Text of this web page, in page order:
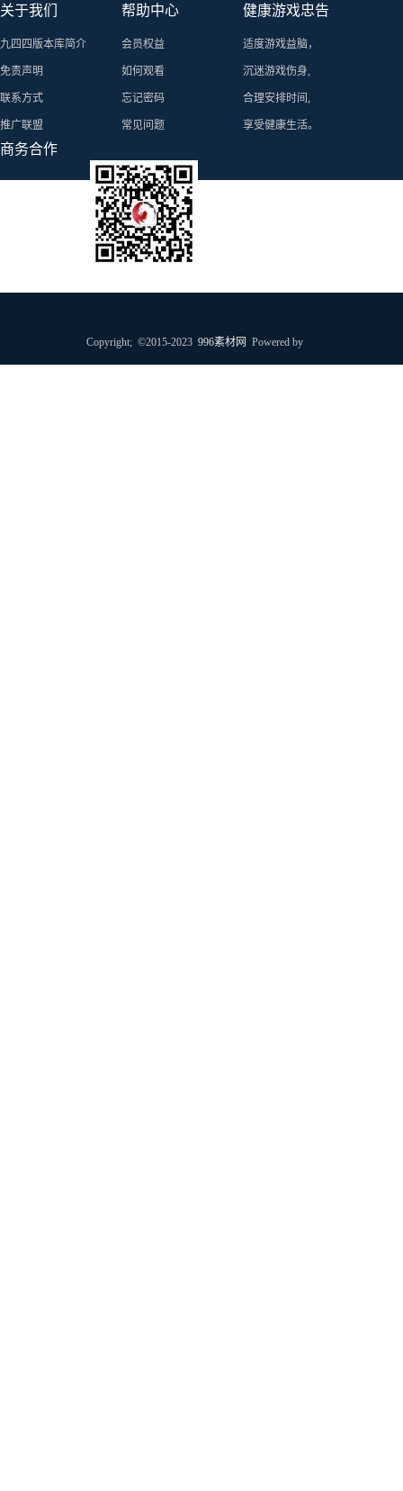
关于我们
九四四版本库简介
免责声明
联系方式
推广联盟
帮助中心
会员权益
如何观看
忘记密码
常见问题
健康游戏忠告
适度游戏益脑，
沉迷游戏伤身,
合理安排时间,
享受健康生活。
商务合作
Copyright; ©2015-2023 996素材网 Powered by